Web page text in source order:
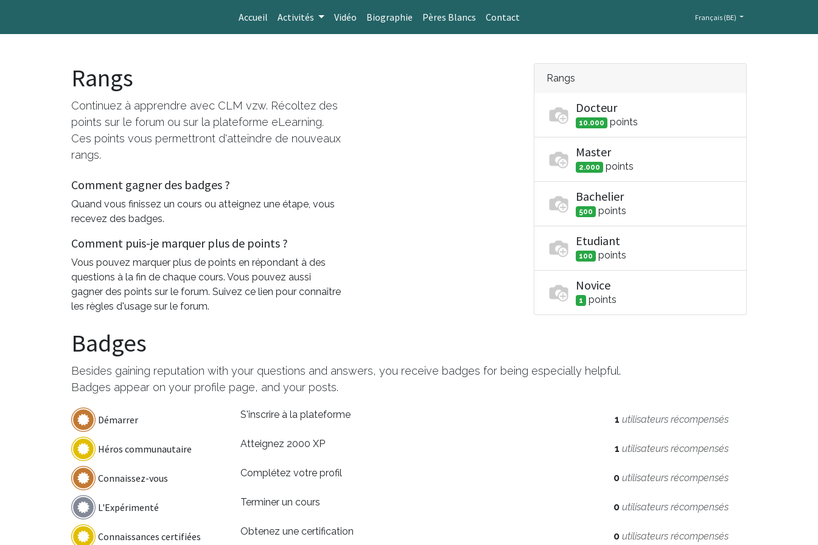
Accueil Activités Vidéo Biographie Pères Blancs Contact Français (BE)
Rangs
Continuez à apprendre avec CLM vzw. Récoltez des
points sur le forum ou sur la plateforme eLearning.
Ces points vous permettront d'atteindre de nouveaux
rangs.
Comment gagner des badges ?
Quand vous finissez un cours ou atteignez une étape, vous
recevez des badges.
Comment puis-je marquer plus de points ?
Vous pouvez marquer plus de points en répondant à des
questions à la fin de chaque cours. Vous pouvez aussi
gagner des points sur le forum. Suivez ce lien pour connaître
les règles d'usage sur le forum.
Rangs
Docteur
10.000 points
Master
2.000 points
Bachelier
500 points
Etudiant
100 points
Novice
1 points
Badges
Besides gaining reputation with your questions and answers, you receive badges for being especially helpful.
Badges appear on your profile page, and your posts.
Démarrer S'inscrire à la plateforme 1 utilisateurs récompensés
Héros communautaire Atteignez 2000 XP 1 utilisateurs récompensés
Connaissez-vous Complétez votre profil 0 utilisateurs récompensés
L'Expérimenté Terminer un cours 0 utilisateurs récompensés
Connaissances certifiées Obtenez une certification 0 utilisateurs récompensés